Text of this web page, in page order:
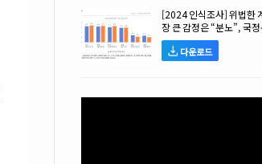
[2024 인식조사] 위법한
장 큰 감정은 “분노”, 국
가 높아!
다운로드